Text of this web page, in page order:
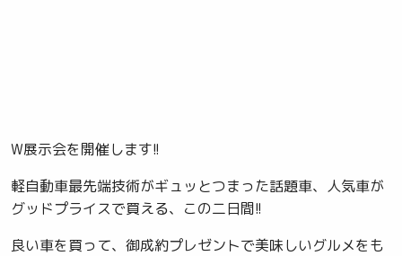
W展示会を開催します!!
軽自動車最先端技術がギュッとつまった話題車、人気車が
グッドプライスで買える、この二日間!!
良い車を買って、御成約プレゼントで美味しいグルメをも